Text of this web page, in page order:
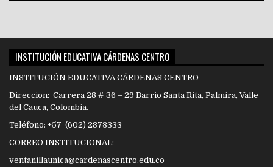
INSTITUCIÓN EDUCATIVA CÁRDENAS CENTRO
INSTITUCIÓN EDUCATIVA CÁRDENAS CENTRO
Direccion: Carrera 28 # 36 – 29 Barrio Santa Rita, Palmira, Valle
del Cauca, Colombia.
Teléfono: +57 (602) 2873333
CORREO INSTITUCIONAL:
ventanillaunica@cardenascentro.edu.co